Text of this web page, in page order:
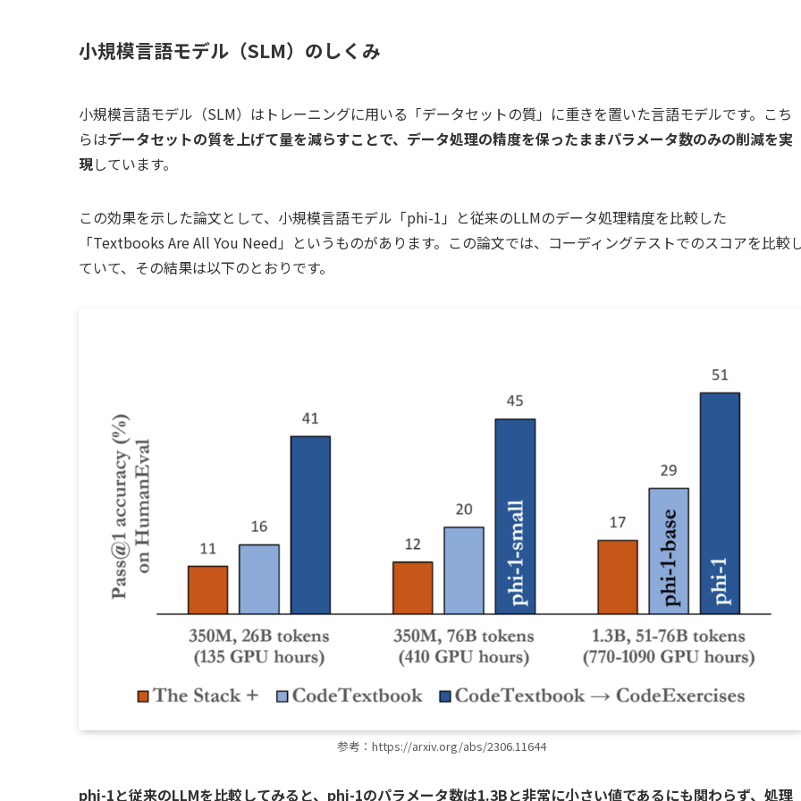
小規模言語モデル（SLM）のしくみ
小規模言語モデル（SLM）はトレーニングに用いる「データセットの質」に重きを置いた言語モデルです。こち
らはデータセットの質を上げて量を減らすことで、データ処理の精度を保ったままパラメータ数のみの削減を実
現しています。
この効果を示した論文として、小規模言語モデル「phi-1」と従来のLLMのデータ処理精度を比較した
「Textbooks Are All You Need」というものがあります。この論文では、コーディングテストでのスコアを比較
ていて、その結果は以下のとおりです。
参考：https://arxiv.org/abs/2306.11644
phi-1と従来のLLMを比較してみると、phi-1のパラメータ数は1.3Bと非常に小さい値であるにも関わらず、処理